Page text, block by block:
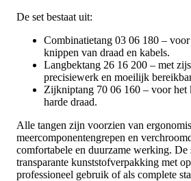
De set bestaat uit:
Combinatietang 03 06 180 –
knippen van draad en kabels.
Langbektang 26 16 200 – met
precisiewerk en moeilijk
Zijkniptang 70 06 160 – voor het
harde draad.
Alle tangen zijn voorzien van
meercomponentengrepen en
comfortabele en duurzame werking. De
transparante kunststofverpakking met
professioneel gebruik of als complete